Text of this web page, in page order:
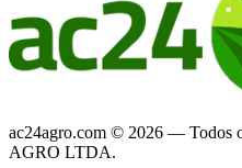
ac24agro.com © 2026 — Todos
AGRO LTDA.